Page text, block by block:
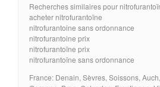
Recherches similaires pour
acheter nitrofurantoïne
nitrofurantoine sans ordonnance
nitrofurantoine prix
nitrofurantoïne prix
nitrofurantoïne sans ordonnance
France: Denain, Sèvres, Soissons,